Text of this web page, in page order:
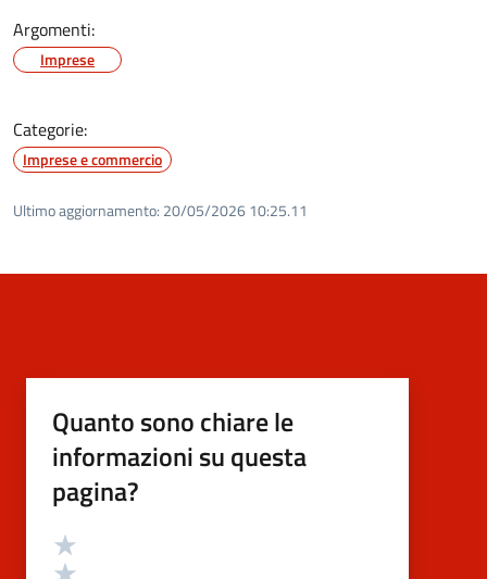
Argomenti:
Imprese
Categorie:
Imprese e commercio
Ultimo aggiornamento: 20/05/2026 10:25.11
Quanto sono chiare le
informazioni su questa
pagina?
Valutazione